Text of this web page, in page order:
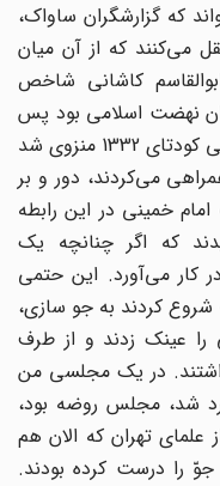
که گزارشگران ساواک،
مى‌کنند که از آن میان
کاشانى شاخص
نهضت اسلامى بود پس
از اختلافات با دکتر محمد مصدق و در پى کودتاى 1332 منزوى شد
مى‌کردند، دور و بر
خمینى در این رابطه
که اگر چنانچه یک
کار مى‌آورد. این حتمى
کردند به جو سازى،
عینک زدند و از طرف
در یک مجلسى من
شد، مجلس روضه بود،
تهران که الان هم
را درست کرده بودند.